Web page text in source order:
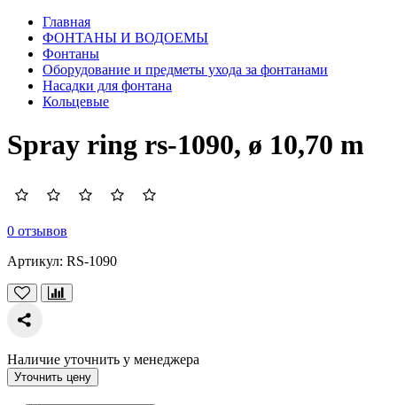
Главная
ФОНТАНЫ И ВОДОЕМЫ
Фонтаны
Оборудование и предметы ухода за фонтанами
Насадки для фонтана
Кольцевые
Spray ring rs-1090, ø 10,70 m
0 отзывов
Артикул: RS-1090
Наличие уточнить у менеджера
Уточнить цену